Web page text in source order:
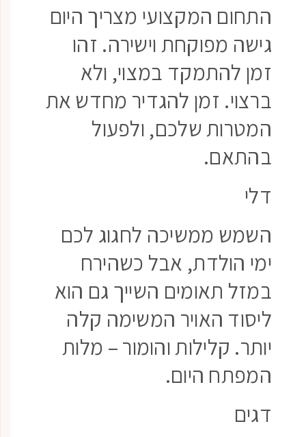
התחום המקצועי מצריך היום
גישה מפוקחת וישירה. זהו
זמן להתמקד במצוי, ולא
ברצוי. זמן להגדיר מחדש את
המטרות שלכם, ולפעול
בהתאם.
דלי
השמש ממשיכה לחגוג לכם
ימי הולדת, אבל כשהירח
במזל תאומים השייך גם הוא
ליסוד האויר המשימה קלה
יותר. קלילות והומור – מלות
המפתח היום.
דגים